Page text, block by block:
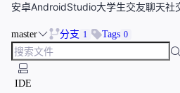
安卓AndroidStudio大学生交友聊天社
master 分支 1 Tags 0
IDE